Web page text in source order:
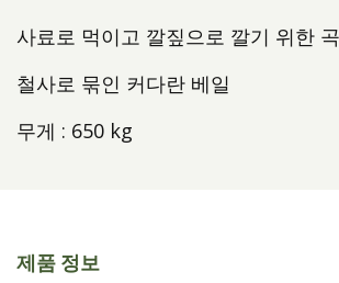
사료로 먹이고 깔짚으로 깔기 위한
철사로 묶인 커다란 베일
무게 : 650 kg
제품 정보